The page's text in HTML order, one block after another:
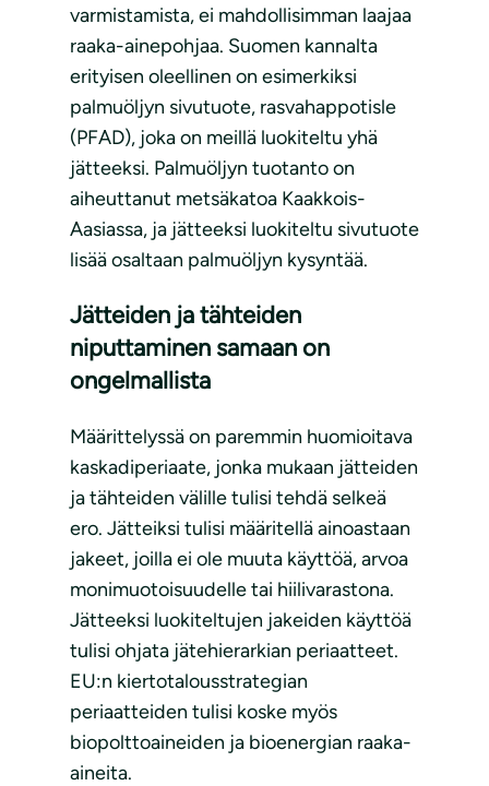
varmistamista, ei mahdollisimman laajaa
raaka-ainepohjaa. Suomen kannalta
erityisen oleellinen on esimerkiksi
palmuöljyn sivutuote, rasvahappotisle
(PFAD), joka on meillä luokiteltu yhä
jätteeksi. Palmuöljyn tuotanto on
aiheuttanut metsäkatoa Kaakkois-
Aasiassa, ja jätteeksi luokiteltu sivutuote
lisää osaltaan palmuöljyn kysyntää.
Jätteiden ja tähteiden
niputtaminen samaan on
ongelmallista
Määrittelyssä on paremmin huomioitava
kaskadiperiaate, jonka mukaan jätteiden
ja tähteiden välille tulisi tehdä selkeä
ero. Jätteiksi tulisi määritellä ainoastaan
jakeet, joilla ei ole muuta käyttöä, arvoa
monimuotoisuudelle tai hiilivarastona.
Jätteeksi luokiteltujen jakeiden käyttöä
tulisi ohjata jätehierarkian periaatteet.
EU:n kiertotalousstrategian
periaatteiden tulisi koske myös
biopolttoaineiden ja bioenergian raaka-
aineita.